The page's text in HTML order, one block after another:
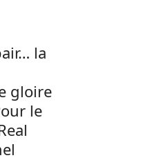
la
gloire
le